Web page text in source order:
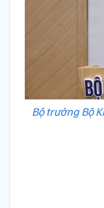
Bộ trưởng Bộ